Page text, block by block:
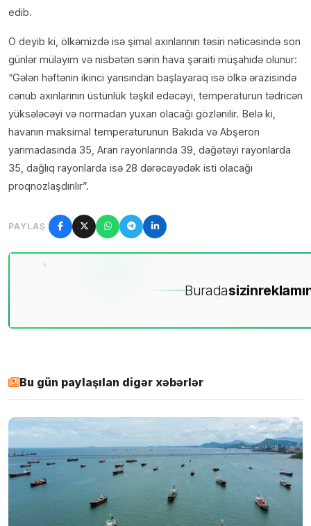
edib.
O deyib ki, ölkəmizdə isə şimal axınlarının təsiri nəticəsində son
günlər mülayim və nisbətən sərin hava şəraiti müşahidə olunur:
“Gələn həftənin ikinci yarısından başlayaraq isə ölkə ərazisində
cənub axınlarının üstünlük təşkil edəcəyi, temperaturun tədricən
yüksələcəyi və normadan yuxarı olacağı gözlənilir. Belə ki,
havanın maksimal temperaturunun Bakıda və Abşeron
yarımadasında 35, Aran rayonlarında 39, dağətəyi rayonlarda
35, dağlıq rayonlarda isə 28 dərəcəyədək isti olacağı
proqnozlaşdırılır”.
PAYLAŞ
Buradasizin
Bu gün paylaşılan digər xəbərlər